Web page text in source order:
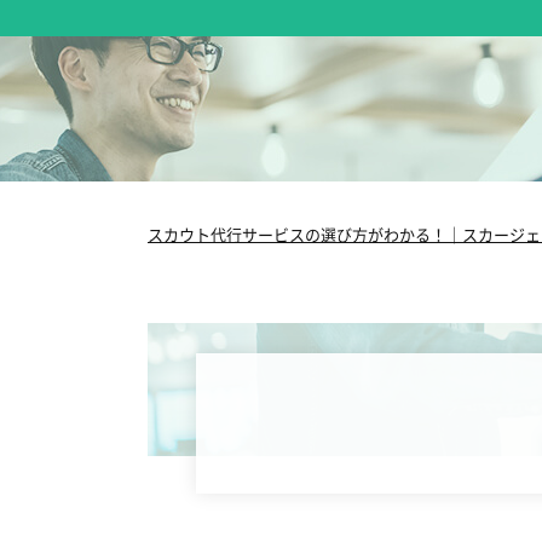
スカウト代行サービスの選び方がわかる！｜スカージ